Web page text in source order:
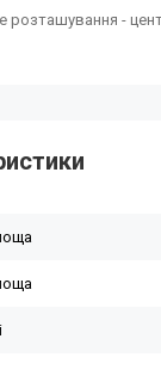
розташування -